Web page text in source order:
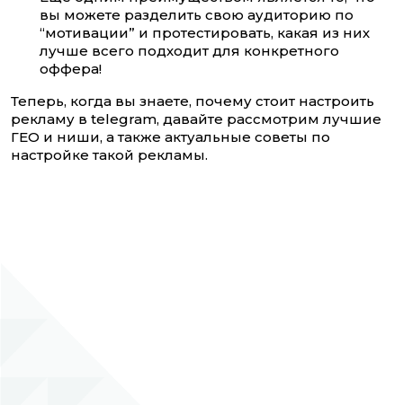
вы можете разделить свою аудиторию по
“мотивации” и протестировать, какая из них
лучше всего подходит для конкретного
оффера!
Теперь, когда вы знаете, почему стоит настроить
рекламу в telegram, давайте рассмотрим лучшие
ГЕО и ниши, а также актуальные советы по
настройке такой рекламы.